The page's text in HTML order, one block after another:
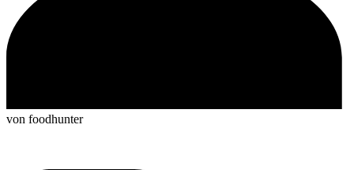
von foodhunter